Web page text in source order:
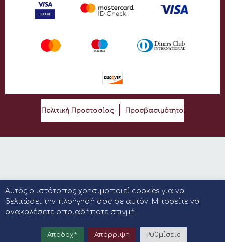
Πολιτική Προστασίας Προσβασιμότητα
Αυτός ο ιστότοπος χρησιμοποιεί cookies για να
βελτιώσει την πλοήγησή σας σε αυτόν. Μπορείτε να
ανακαλέσετε οποιαδήποτε στιγμή.
Αποδοχή Απόρριψη Ρυθμίσεις